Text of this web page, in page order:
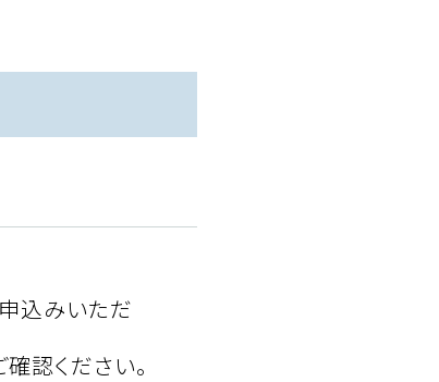
込みいただ
認ください。